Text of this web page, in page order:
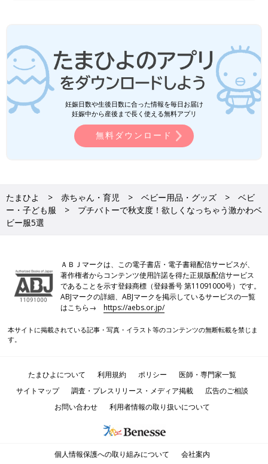
妊娠日数や生後日数に合った情報を毎日お届け
妊娠中から産後まで長く使える無料アプリ
無料ダウンロード
たまひよ 赤ちゃん・育児 ベビー用品・グッズ
ベビ
ー・子ども服
プチバトーで秋支度！欲しくなっちゃう激かわベ
ビー服5選
ＡＢＪマークは、この電子書店・電子書籍配信サービスが、
著作権者からコンテンツ使用許諾を得た正規版配信サービス
であることを示す登録商標（登録番号 第11091000号）です。
ABJマークの詳細、ABJマークを掲示しているサービスの一覧
はこちら→https://aebs.or.jp/
本サイトに掲載されている記事・写真・イラスト等のコンテンツの無断転載を禁じま
す。
たまひよについて 利用規約 ポリシー
医師・専門家一覧
サイトマップ
調査・プレスリリース・メディア掲載
広告のご相談
お問い合わせ
利用者情報の取り扱いについて
個人情報保護への取り組みについて 会社案内